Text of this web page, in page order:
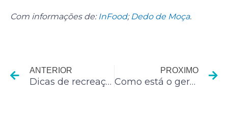
Com informações de: InFood; Dedo de Moça.
ANTERIOR
Dicas de recreação para condomínios
PROXIMO
Como está o gerenciamento de seu restaurante?